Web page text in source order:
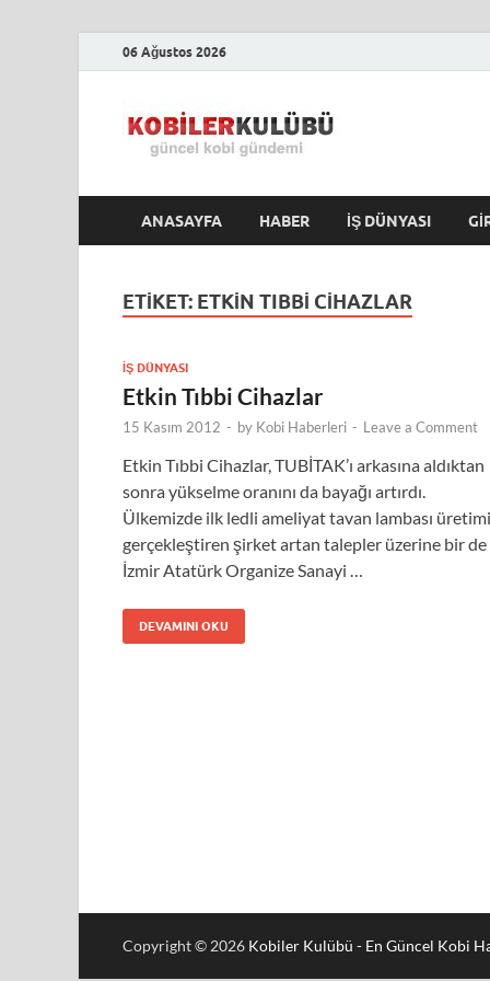
06 Ağustos 2026
ANASAYFA HABER İŞ DÜNYASI
ETIKET: ETKIN TIBBI CIHAZLAR
İŞ DÜNYASI
Etkin Tıbbi Cihazlar
15 Kasım 2012 - by Kobi Haberleri - Leave a Comment
Etkin Tıbbi Cihazlar, TUBİTAK’ı arkasına aldıktan
sonra yükselme oranını da bayağı artırdı.
Ülkemizde ilk ledli ameliyat tavan lambası üretimi
gerçekleştiren şirket artan talepler üzerine bir de
İzmir Atatürk Organize Sanayi …
DEVAMINI OKU
Copyright © 2026 Kobiler Kulübü - En Güncel Kobi